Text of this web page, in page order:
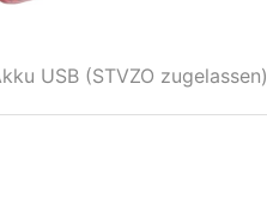
USB (STVZO zugelassen)